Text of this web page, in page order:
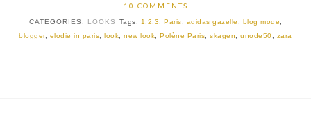
10 COMMENTS
CATEGORIES: LOOKS Tags: 1.2.3. Paris adidas gazelle blog mode
blogger, elodie in paris ,look ,new look ,Polène Paris ,skagen ,unode50 zara